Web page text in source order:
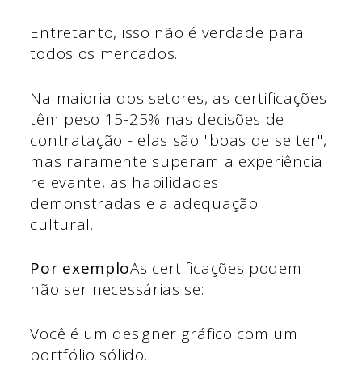
Entretanto, isso não é verdade para
todos os mercados.
Na maioria dos setores, as certificações
têm peso 15-25% nas decisões de
contratação - elas são "boas de se ter",
mas raramente superam a experiência
relevante, as habilidades
demonstradas e a adequação
cultural.
Por exemploAs certificações podem
não ser necessárias se:
Você é um designer gráfico com um
portfólio sólido.